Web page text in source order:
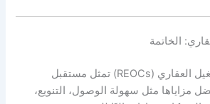
الخاتمة
شركات التملك والتشغيل العقاري (REOCs) تمثل مستقبل
مزاياها مثل سهولة الوصول، التنويع،